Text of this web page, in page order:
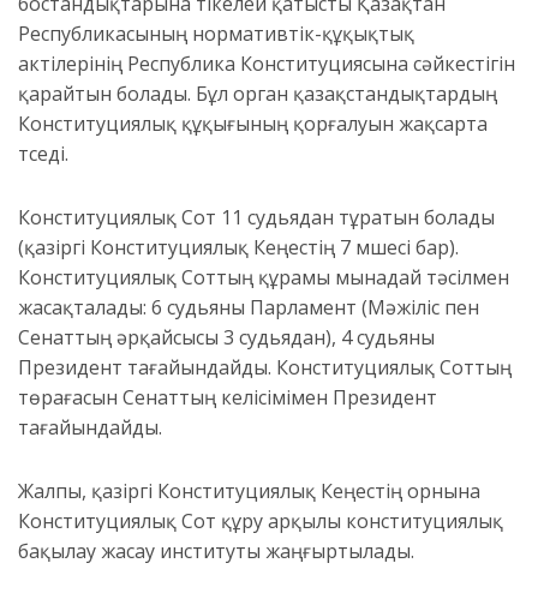
Республикасының нормативтік-құқықтық
актілерінің Республика Конституциясына сәйкестігін
қарайтын болады. Бұл орган қазақстандықтардың
Конституциялық құқығының қорғалуын жақсарта
түседі.
Конституциялық Сот 11 судьядан тұратын болады
(қазіргі Конституциялық Кеңестің 7 мүшесі бар).
Конституциялық Соттың құрамы мынадай тәсілмен
жасақталады: 6 судьяны Парламент (Мәжіліс пен
Сенаттың әрқайсысы 3 судьядан), 4 судьяны
Президент тағайындайды. Конституциялық Соттың
төрағасын Сенаттың келісімімен Президент
тағайындайды.
Жалпы, қазіргі Конституциялық Кеңестің орнына
Конституциялық Сот құру арқылы конституциялық
бақылау жасау институты жаңғыртылады.